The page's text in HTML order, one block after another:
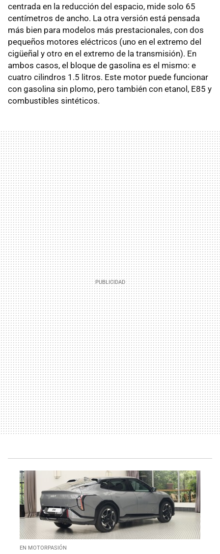
centrada en la reducción del espacio, mide solo 65
centímetros de ancho. La otra versión está pensada
más bien para modelos más prestacionales, con dos
pequeños motores eléctricos (uno en el extremo del
cigüeñal y otro en el extremo de la transmisión). En
ambos casos, el bloque de gasolina es el mismo: e
cuatro cilindros 1.5 litros. Este motor puede funcionar
con gasolina sin plomo, pero también con etanol, E85 y
combustibles sintéticos.
EN MOTORPASIÓN